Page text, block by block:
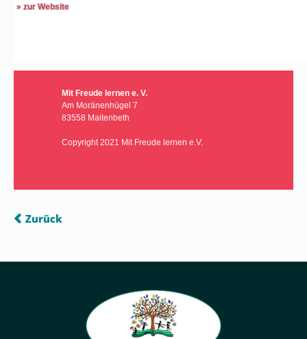
» zur Website
Mit Freude lernen e. V.
Am Moränenhügel 7
83558 Maitenbeth
Copyright 2021 Mit Freude lernen e.V.
Zurück